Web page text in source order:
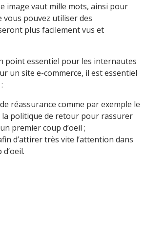
image vaut mille mots, ainsi pour
pouvez utiliser des
plus facilement vus et
point essentiel pour les internautes
un site e-commerce, il est essentiel
réassurance comme par exemple le
la politique de retour pour rassurer
premier coup d’oeil ;
d’attirer très vite l’attention dans